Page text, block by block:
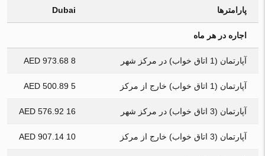
پارامترها Dubai
اجاره در هر ماه
آپارتمان (1 اتاق خواب) در مرکز شهر 8 973.68 AED
آپارتمان (1 اتاق خواب) خارج از مرکز 5 500.89 AED
آپارتمان (3 اتاق خواب) در مرکز شهر 16 576.92 AED
آپارتمان (3 اتاق خواب) خارج از مرکز 10 907.14 AED